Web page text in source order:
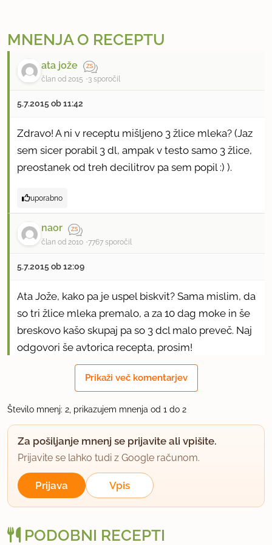
MNENJA O RECEPTU
ata jože
član od 2015 3 sporočil
5.7.2015 ob 11:42
Zdravo! A ni v receptu mišljeno 3 žlice mleka? (Jaz
sem sicer porabil 3 dl, ampak v testo samo 3 žlice,
preostanek od treh decilitrov pa sem popil :) ).
uporabno
naor
član od 2010 7767 sporočil
5.7.2015 ob 12:09
Ata Jože, kako pa je uspel biskvit? Sama mislim, da
so tri žlice mleka premalo, a za 10 dag moke in še
breskovo kašo skupaj pa so 3 dcl malo preveč. Naj
odgovori še avtorica recepta, prosim!
Prikaži več komentarjev
Število mnenj: 2, prikazujem mnenja od 1 do 2
Za pošiljanje mnenj se prijavite ali vpišite.
Prijavite se lahko tudi z Google računom.
Prijava Vpis
PODOBNI RECEPTI